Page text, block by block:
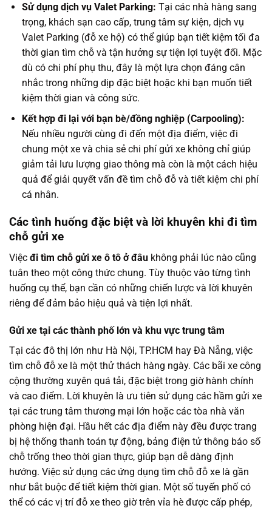
Sử dụng dịch vụ Valet Parking: Tại các nhà hàng sang
trọng, khách sạn cao cấp, trung tâm sự kiện, dịch vụ
Valet Parking (đỗ xe hộ) có thể giúp bạn tiết kiệm tối đa
thời gian tìm chỗ và tận hưởng sự tiện lợi tuyệt đối. Mặc
dù có chi phí phụ thu, đây là một lựa chọn đáng cân
nhắc trong những dịp đặc biệt hoặc khi bạn muốn tiết
kiệm thời gian và công sức.
Kết hợp đi lại với bạn bè/đồng nghiệp (Carpooling):
Nếu nhiều người cùng đi đến một địa điểm, việc đi
chung một xe và chia sẻ chi phí gửi xe không chỉ giúp
giảm tải lưu lượng giao thông mà còn là một cách hiệu
quả để giải quyết vấn đề tìm chỗ đỗ và tiết kiệm chi phí
cá nhân.
Các tình huống đặc biệt và lời khuyên khi đi tìm
chỗ gửi xe
Việc đi tìm chỗ gửi xe ô tô ở đâu không phải lúc nào cũng
tuân theo một công thức chung. Tùy thuộc vào từng tình
huống cụ thể, bạn cần có những chiến lược và lời khuyên
riêng để đảm bảo hiệu quả và tiện lợi nhất.
Gửi xe tại các thành phố lớn và khu vực trung tâm
Tại các đô thị lớn như Hà Nội, TP.HCM hay Đà Nẵng, việc
tìm chỗ đỗ xe là một thử thách hàng ngày. Các bãi xe công
cộng thường xuyên quá tải, đặc biệt trong giờ hành chính
và cao điểm. Lời khuyên là ưu tiên sử dụng các hầm gửi xe
tại các trung tâm thương mại lớn hoặc các tòa nhà văn
phòng hiện đại. Hầu hết các địa điểm này đều được trang
bị hệ thống thanh toán tự động, bảng điện tử thông báo số
chỗ trống theo thời gian thực, giúp bạn dễ dàng định
hướng. Việc sử dụng các ứng dụng tìm chỗ đỗ xe là gần
như bắt buộc để tiết kiệm thời gian. Một số tuyến phố có
thể có các vị trí đỗ xe theo giờ trên vỉa hè được cấp phép,